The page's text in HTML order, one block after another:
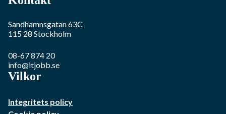
Sandhamnsgatan 63C
115 28 Stockholm
08-67 874 20
info@itjobb.se
Vilkor
Integritets policy